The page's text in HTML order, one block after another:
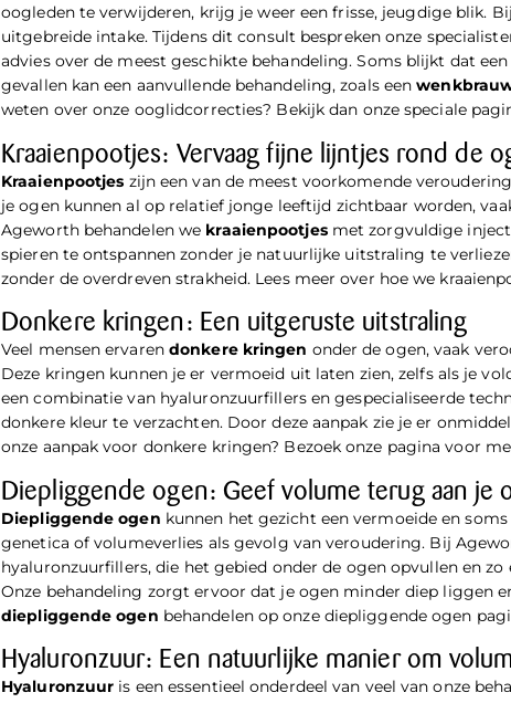
oogleden te verwijderen, krijg je weer een frisse, jeugdige blik.
uitgebreide intake. Tijdens dit consult bespreken onze
advies over de meest geschikte behandeling. Soms blijkt dat
gevallen kan een aanvullende behandeling, zoals een
weten over onze ooglidcorrecties? Bekijk dan onze speciale
Kraaienpootjes: Vervaag fijne lijntjes rond de
Kraaienpootjes zijn een van de meest voorkomende
je ogen kunnen al op relatief jonge leeftijd zichtbaar worden,
Ageworth behandelen we kraaienpootjesmet zorgvuldige
spieren te ontspannen zonder je natuurlijke uitstraling te
zonder de overdreven strakheid. Lees meer over hoe we
Donkere kringen: Een uitgeruste uitstraling
Veel mensen ervaren donkere kringen onder de ogen, vaak
Deze kringen kunnen je er vermoeid uit laten zien, zelfs als je
een combinatie van hyaluronzuurfillers en gespecialiseerde
donkere kleur te verzachten. Door deze aanpak zie je er
onze aanpak voor donkere kringen? Bezoek onze pagina voor
Diepliggende ogen: Geef volume terug aan je
Diepliggende ogen kunnen het gezicht een vermoeide en
genetica of volumeverlies als gevolg van veroudering. Bij
hyaluronzuurfillers, die het gebied onder de ogen opvullen en
Onze behandeling zorgt ervoor dat je ogen minder diep liggen
diepliggende ogen behandelen op onze diepliggende ogen
Hyaluronzuur: Een natuurlijke manier om
Hyaluronzuur is een essentieel onderdeel van veel van onze